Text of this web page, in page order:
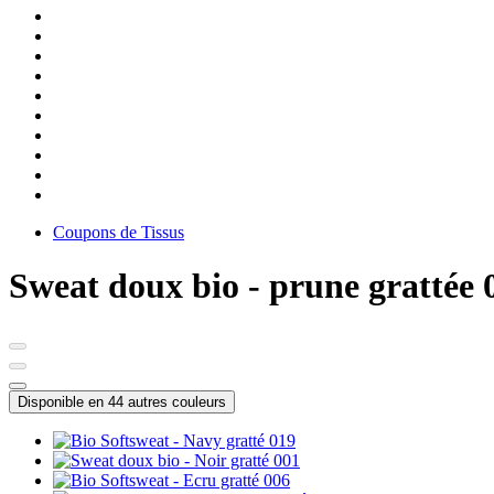
Coupons de Tissus
Sweat doux bio - prune grattée
Disponible en 44 autres couleurs